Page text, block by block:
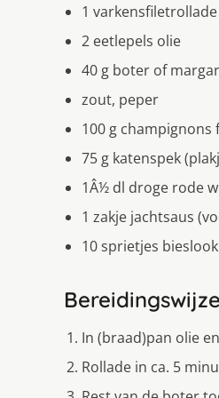
1 varkensfiletrollade
2 eetlepels olie
40 g boter of
zout, peper
100 g champignons
75 g katenspek
1Â½ dl droge rode
1 zakje jachtsaus
10 sprietjes bieslook
Bereidingswijze
In (braad)pan olie
Rollade in ca. 5